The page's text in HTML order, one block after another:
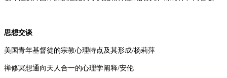
思想交谈
美国青年基督徒的宗教心理特点及其形成/杨莉萍
禅修冥想通向天人合一的心理学阐释/安伦